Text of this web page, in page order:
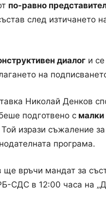
по-равно
след изтичането
диалог и
на
Николай Денков
подготвено с малки
Той изрази съжаление
програма.
връчи мандат за
СДС в 12:00 часа на